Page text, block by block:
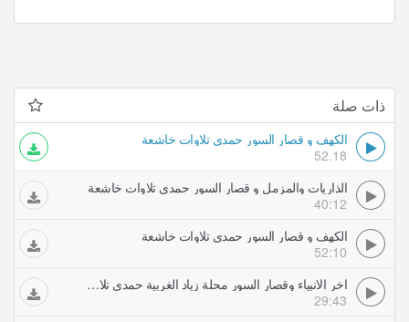
ذات صلة
الكهف و قصار السور حمدي تلاوات خاشعة
52.18
الذاريات والمزمل و قصار السور حمدي تلاوات خاشعة
40:12
الكهف و قصار السور حمدي تلاوات خاشعة
52:10
اخر الانبياء وقصار السور محلة زياد الغربية حمدي تلاوات خاشعة
29:43